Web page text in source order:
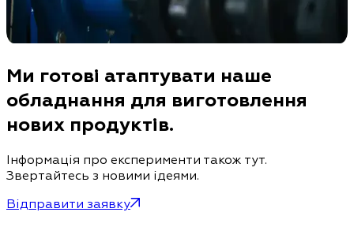
Ми готові атаптувати наше
обладнання для виготовлення
нових продуктів.
Інформація про експерименти також тут.
Звертайтесь з новими ідеями.
Відправити заявку